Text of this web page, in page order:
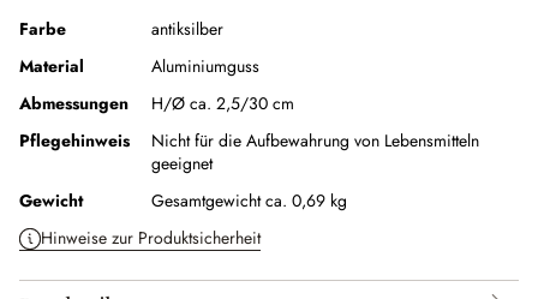
Farbe
antiksilber
Material
Aluminiumguss
Abmessungen
H/Ø ca. 2,5/30 cm
Pflegehinweis
Nicht für die Aufbewahrung von Lebensmitteln
geeignet
Gewicht
Gesamtgewicht ca. 0,69 kg
Hinweise zur Produktsicherheit